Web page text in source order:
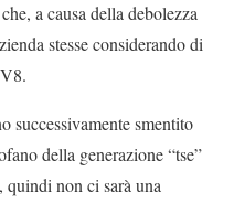
a causa della debolezza
stesse considerando di
successivamente smentito
della generazione “tse”
quindi non ci sarà una